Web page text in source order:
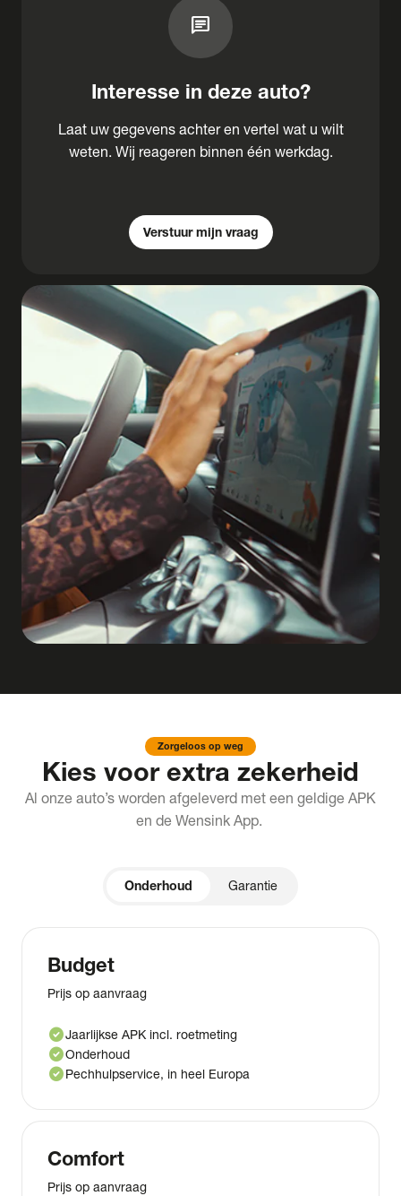
chat
Interesse in deze auto?
Laat uw gegevens achter en vertel wat u wilt
weten. Wij reageren binnen één werkdag.
Verstuur mijn vraag
Zorgeloos op weg
Kies voor extra zekerheid
Al onze auto’s worden afgeleverd met een geldige APK
en de Wensink App.
Onderhoud Garantie
Budget
Prijs op aanvraag
check_circleJaarlijkse APK incl. roetmeting
check_circleOnderhoud
check_circlePechhulpservice, in heel Europa
Comfort
Prijs op aanvraag